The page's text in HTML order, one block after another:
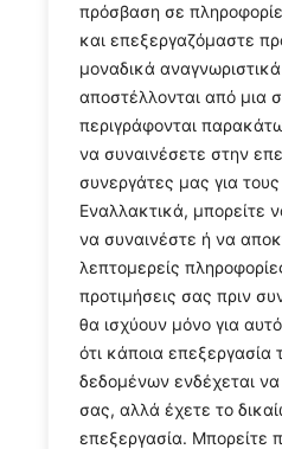
πρόσβαση σε
και επεξεργαζόμαστε
μοναδικά
αποστέλλονται από μια
περιγράφονται
να συναινέσετε στην
συνεργάτες μας για
Εναλλακτικά, μπορείτε
να συναινέστε ή να
λεπτομερείς
προτιμήσεις σας πριν
θα ισχύουν μόνο για
ότι κάποια
δεδομένων ενδέχεται
σας, αλλά έχετε το
επεξεργασία. Μπορείτε